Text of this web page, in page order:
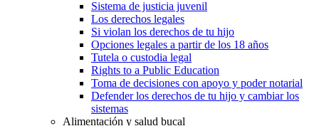
Sistema de justicia juvenil
Los derechos legales
Si violan los derechos de tu hijo
Opciones legales a partir de los 18 años
Tutela o custodia legal
Rights to a Public Education
Toma de decisiones con apoyo y poder notarial
Defender los derechos de tu hijo y cambiar los
sistemas
Alimentación y salud bucal